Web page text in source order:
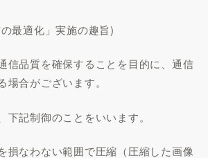
最適化」実施の趣旨)
信品質を確保することを目的に、通信
合がございます。
下記制御のことをいいます。
損なわない範囲で圧縮（圧縮した画像